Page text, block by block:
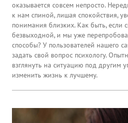
оказывается совсем непросто.
к нам спиной, лишая спокойствия,
понимания близких. Как быть, если
безвыходной, и мы уже
способы? У пользователей нашего
задать свой вопрос психологу.
взглянуть на ситуацию под другим
изменить жизнь к лучшему.